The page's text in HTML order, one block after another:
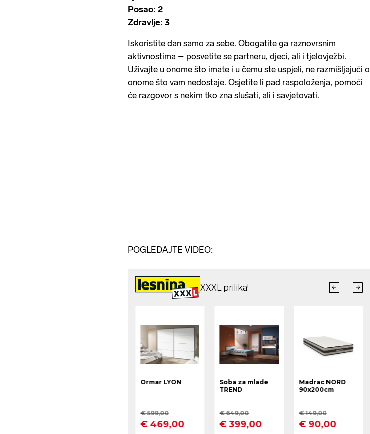
Posao: 2
Zdravlje: 3
Iskoristite dan samo za sebe. Obogatite ga raznovrsnim
aktivnostima – posvetite se partneru, djeci, ali i tjelovježbi.
Uživajte u onome što imate i u čemu ste uspjeli, ne razmišljajući o
onome što vam nedostaje. Osjetite li pad raspoloženja, pomoći
će razgovor s nekim tko zna slušati, ali i savjetovati.
POGLEDAJTE VIDEO: